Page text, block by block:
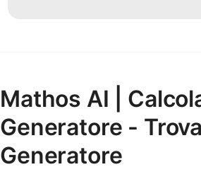
Mathos AI |
Generatore -
Generatore